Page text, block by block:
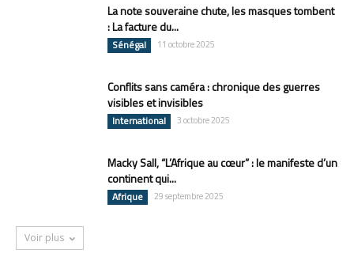
La note souveraine chute, les masques tombent
: La facture du...
Sénégal 11 octobre 2025
Conflits sans caméra : chronique des guerres
visibles et invisibles
International 3 octobre 2025
Macky Sall, “L’Afrique au cœur” : le manifeste d’un
continent qui...
Afrique 29 septembre 2025
Voir plus